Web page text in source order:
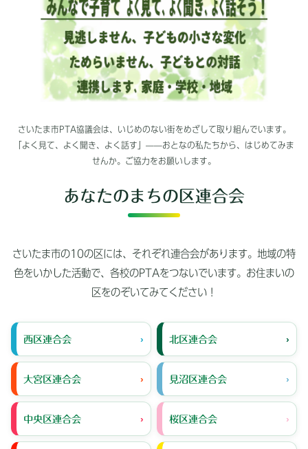
さいたま市PTA協議会は、いじめのない街をめざして取り組んでいます。
「よく見て、よく聞き、よく話す」——おとなの私たちから、はじめてみま
せんか。ご協力をお願いします。
あなたのまちの区連合会
さいたま市の10の区には、それぞれ連合会があります。地域の特
色をいかした活動で、各校のPTAをつないでいます。お住まいの
区をのぞいてみてください！
西区連合会 北区連合会
大宮区連合会 見沼区連合会
中央区連合会 桜区連合会